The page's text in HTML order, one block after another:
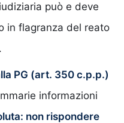
può e deve
in flagranza del reato
PG (art. 350 c.p.p.)
informazioni
non rispondere